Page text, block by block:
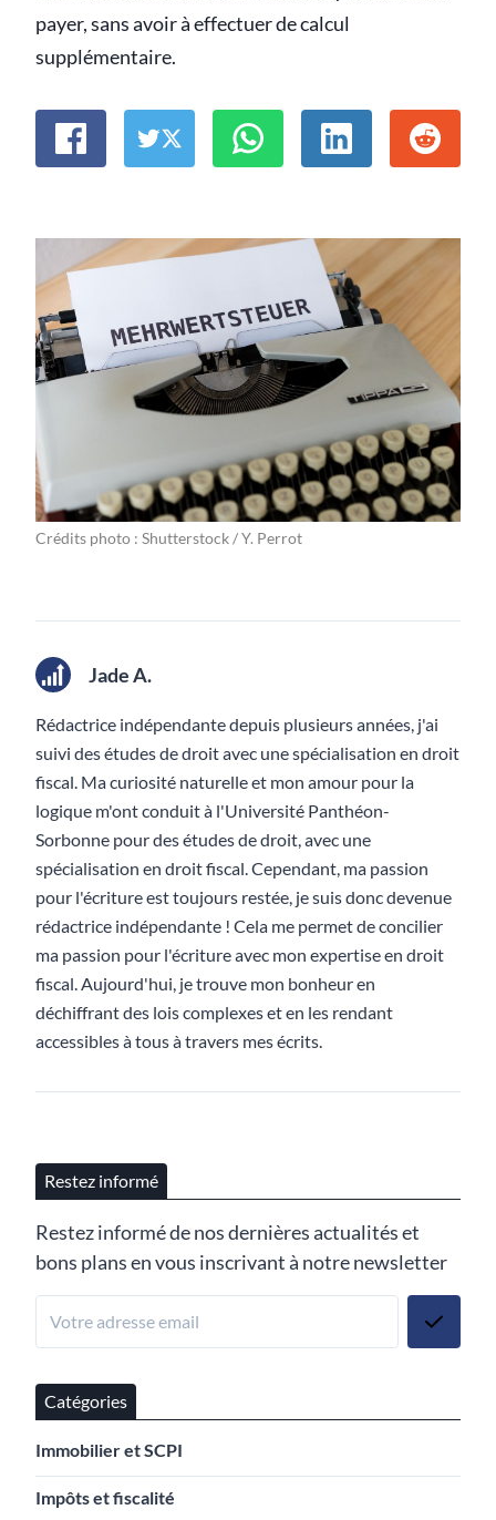
payer, sans avoir à effectuer de calcul
supplémentaire.
Crédits photo : Shutterstock / Y. Perrot
Jade A.
Rédactrice indépendante depuis plusieurs années, j'ai
suivi des études de droit avec une spécialisation en droit
fiscal. Ma curiosité naturelle et mon amour pour la
logique m'ont conduit à l'Université Panthéon-
Sorbonne pour des études de droit, avec une
spécialisation en droit fiscal. Cependant, ma passion
pour l'écriture est toujours restée, je suis donc devenue
rédactrice indépendante ! Cela me permet de concilier
ma passion pour l'écriture avec mon expertise en droit
fiscal. Aujourd'hui, je trouve mon bonheur en
déchiffrant des lois complexes et en les rendant
accessibles à tous à travers mes écrits.
Restez informé
Restez informé de nos dernières actualités et
bons plans en vous inscrivant à notre newsletter
Catégories
Immobilier et SCPI
Impôts et fiscalité